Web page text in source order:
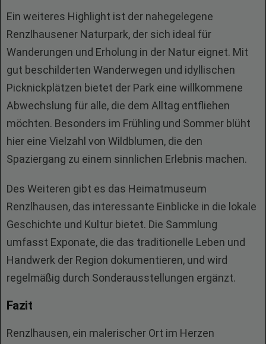
Ein weiteres Highlight ist der nahegelegene
Renzlhausener Naturpark, der sich ideal für
Wanderungen und Erholung in der Natur eignet. Mit
gut beschilderten Wanderwegen und idyllischen
Picknickplätzen bietet der Park eine willkommene
Abwechslung für alle, die dem Alltag entfliehen
möchten. Besonders im Frühling und Sommer blüht
hier eine Vielzahl von Wildblumen, die den
Spaziergang zu einem sinnlichen Erlebnis machen.
Des Weiteren gibt es das Heimatmuseum
Renzlhausen, das interessante Einblicke in die lokale
Geschichte und Kultur bietet. Die Sammlung
umfasst Exponate, die das traditionelle Leben und
Handwerk der Region dokumentieren, und wird
regelmäßig durch Sonderausstellungen ergänzt.
Fazit
Renzlhausen, ein malerischer Ort im Herzen